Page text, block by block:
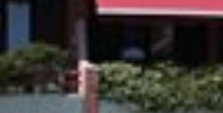
CAV Elba Vip
Loc. Santissimo
57036 Porto Azzurro
(LI)
Isola d'Elba